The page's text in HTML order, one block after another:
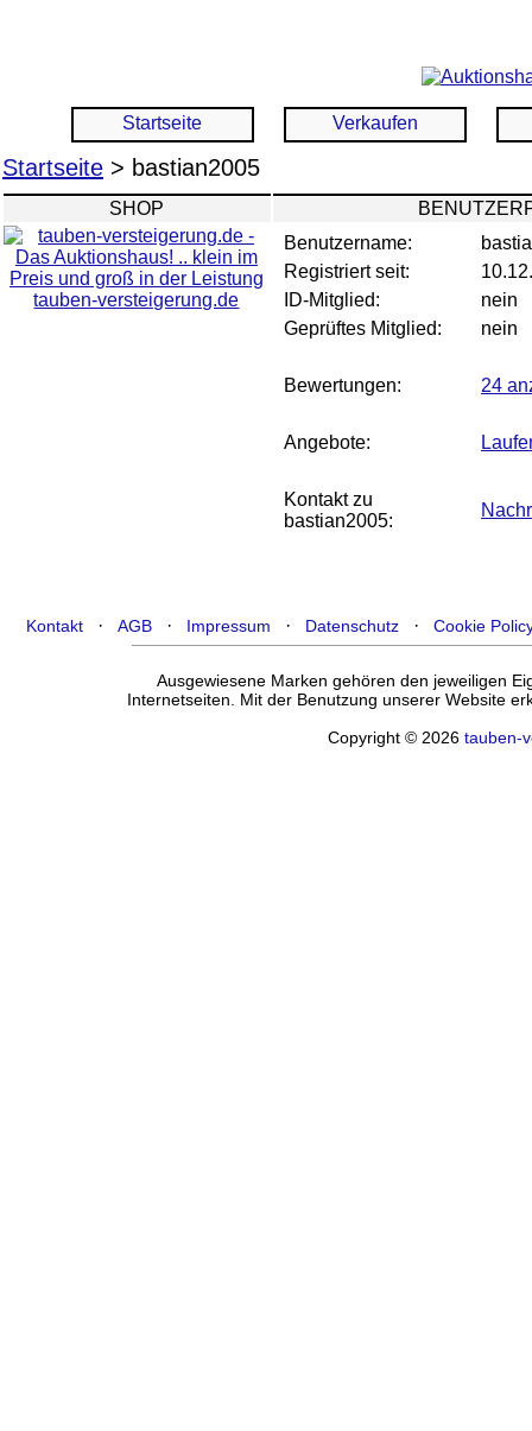
Startseite Verkaufen
Startseite > bastian2005
SHOP
tauben-versteigerung.de
Benutzername:
Registriert seit:
ID-Mitglied:
nein
Geprüftes Mitglied:
nein
Bewertungen: 24
Angebote:
Kontakt zu
bastian2005:
Kontakt ·AGB · Impressum · Datenschutz ·Cookie
Ausgewiesene Marken gehören den jeweiligen
Internetseiten. Mit der Benutzung unserer Website
Copyright © 2026tauben-